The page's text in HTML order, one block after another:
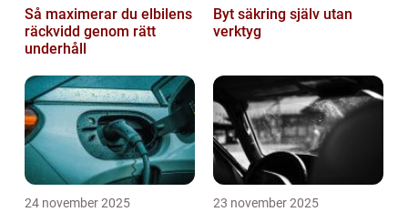
Så maximerar du elbilens
räckvidd genom rätt
underhåll
Byt säkring själv utan
verktyg
24 november 2025 23 november 2025